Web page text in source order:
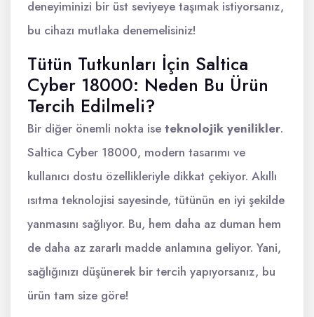
deneyiminizi bir üst seviyeye taşımak istiyorsanız,
bu cihazı mutlaka denemelisiniz!
Tütün Tutkunları İçin Saltica
Cyber 18000: Neden Bu Ürün
Tercih Edilmeli?
Bir diğer önemli nokta ise teknolojik yenilikler.
Saltica Cyber 18000, modern tasarımı ve
kullanıcı dostu özellikleriyle dikkat çekiyor. Akıllı
ısıtma teknolojisi sayesinde, tütünün en iyi şekilde
yanmasını sağlıyor. Bu, hem daha az duman hem
de daha az zararlı madde anlamına geliyor. Yani,
sağlığınızı düşünerek bir tercih yapıyorsanız, bu
ürün tam size göre!